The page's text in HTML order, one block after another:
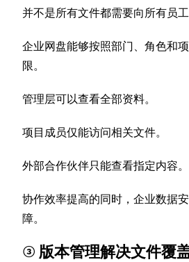
并不是所有文件都需要向所有员工
企业网盘能够按照部门、角色和
限。
管理层可以查看全部资料。
项目成员仅能访问相关文件。
外部合作伙伴只能查看指定内容。
协作效率提高的同时，企业数据
障。
③ 版本管理解决文件覆